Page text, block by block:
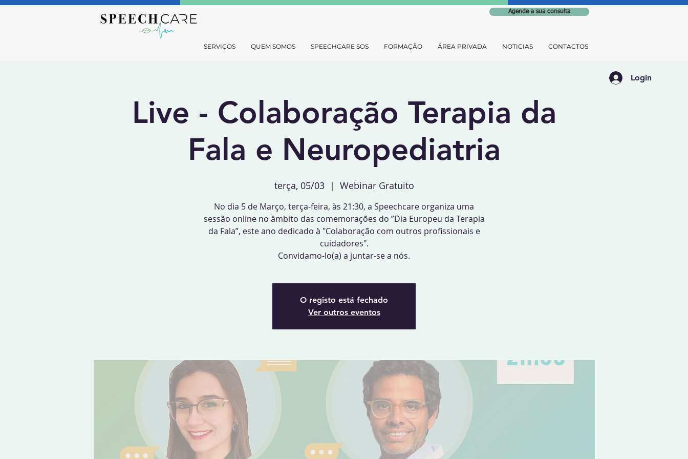
Agende a sua consulta
SERVIÇOS QUEM SOMOS SPEECHCARE SOS FORMAÇÃO ÁREA PRIVADA NOTICIAS CONTACTOS
Live - Colaboração Terapia da
Fala e Neuropediatria
terça, 05/03
  |
Webinar Gratuito
No dia 5 de Março, terça-feira, às 21:30, a Speechcare organiza uma
sessão online no âmbito das comemorações do ”Dia Europeu da Terapia
da Fala”, este ano dedicado à "Colaboração com outros profissionais e
cuidadores".
Convidamo-lo(a) a juntar-se a nós.
O registo está fechado
Ver outros eventos
Login